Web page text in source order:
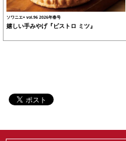
ソワニエ+ vol.96 2026年春号
嬉しい手みやげ『ビストロ ミツ』